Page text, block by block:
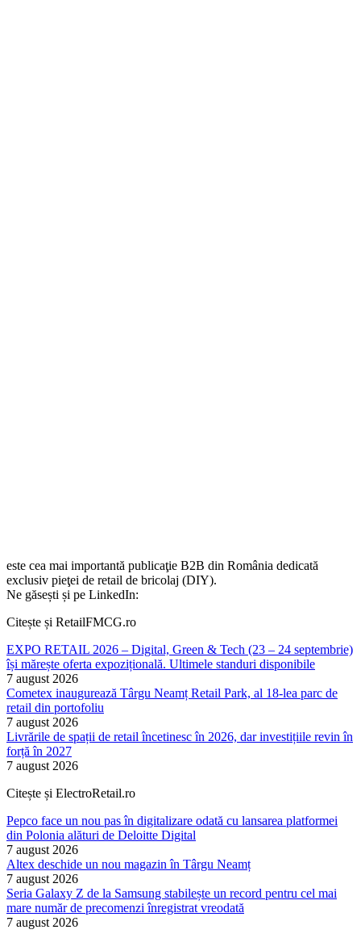
este cea mai importantă publicaţie B2B din România dedicată
exclusiv pieţei de retail de bricolaj (DIY).
Ne găsești și pe LinkedIn:
Citește și RetailFMCG.ro
EXPO RETAIL 2026 – Digital, Green & Tech (23 – 24 septembrie)
își mărește oferta expozițională. Ultimele standuri disponibile
7 august 2026
Cometex inaugurează Târgu Neamț Retail Park, al 18-lea parc de
retail din portofoliu
7 august 2026
Livrările de spații de retail încetinesc în 2026, dar investițiile revin în
forță în 2027
7 august 2026
Citește și ElectroRetail.ro
Pepco face un nou pas în digitalizare odată cu lansarea platformei
din Polonia alături de Deloitte Digital
7 august 2026
Altex deschide un nou magazin în Târgu Neamț
7 august 2026
Seria Galaxy Z de la Samsung stabilește un record pentru cel mai
mare număr de precomenzi înregistrat vreodată
7 august 2026